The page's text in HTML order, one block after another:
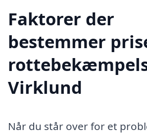
Faktorer der
bestemmer
Virklund
Når du står over for et